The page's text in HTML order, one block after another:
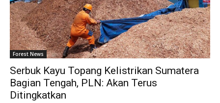
Forest News
Serbuk Kayu Topang Kelistrikan Sumatera
Bagian Tengah, PLN: Akan Terus
Ditingkatkan